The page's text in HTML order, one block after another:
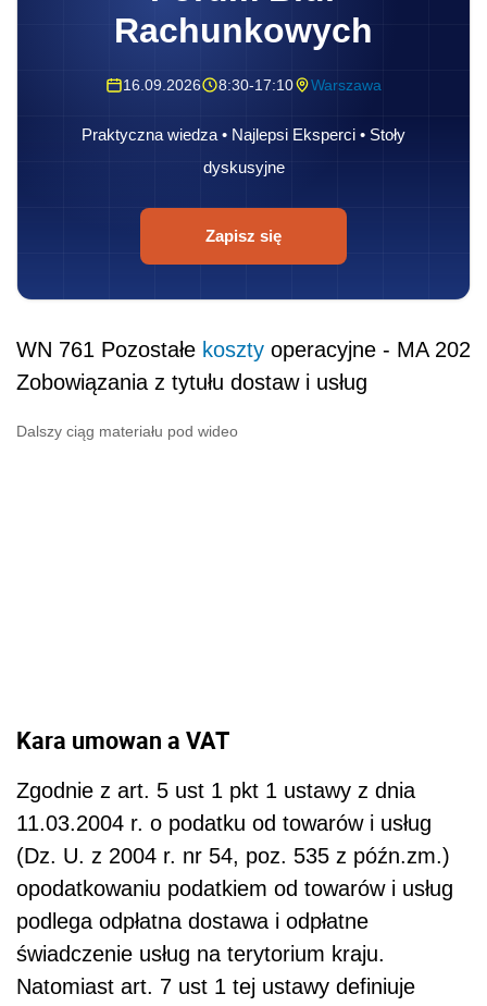
Rachunkowych
16.09.2026 8:30-17:10 Warszawa
Praktyczna wiedza • Najlepsi Eksperci • Stoły
dyskusyjne
Zapisz się
WN 761 Pozostałe koszty operacyjne - MA 202
Zobowiązania z tytułu dostaw i usług
Dalszy ciąg materiału pod wideo
Kara umowan a VAT
Zgodnie z art. 5 ust 1 pkt 1 ustawy z dnia
11.03.2004 r. o podatku od towarów i usług
(Dz. U. z 2004 r. nr 54, poz. 535 z późn.zm.)
opodatkowaniu podatkiem od towarów i usług
podlega odpłatna dostawa i odpłatne
świadczenie usług na terytorium kraju.
Natomiast art. 7 ust 1 tej ustawy definiuje